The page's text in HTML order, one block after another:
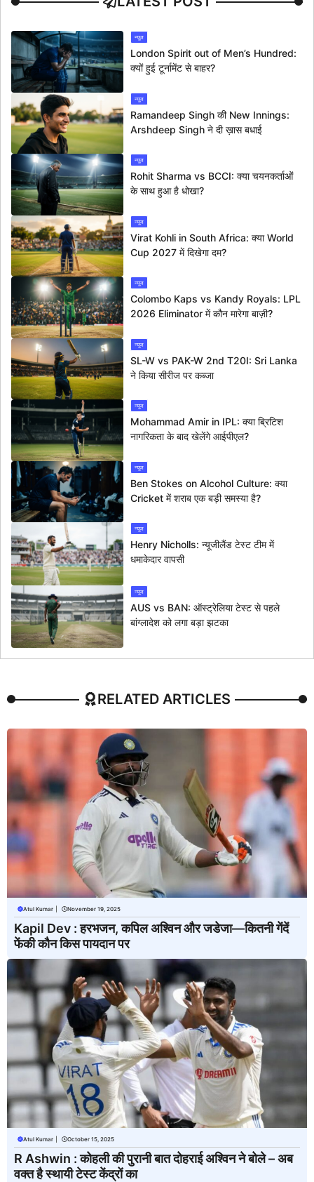
न्यूज
London Spirit out of Men’s Hundred:
क्यों हुई टूर्नामेंट से बाहर?
न्यूज
Ramandeep Singh की New Innings:
Arshdeep Singh ने दी ख़ास बधाई
न्यूज
Rohit Sharma vs BCCI: क्या चयनकर्ताओं
के साथ हुआ है धोखा?
न्यूज
Virat Kohli in South Africa: क्या World
Cup 2027 में दिखेगा दम?
न्यूज
Colombo Kaps vs Kandy Royals: LPL
2026 Eliminator में कौन मारेगा बाज़ी?
न्यूज
SL-W vs PAK-W 2nd T20I: Sri Lanka
ने किया सीरीज पर कब्जा
न्यूज
Mohammad Amir in IPL: क्या ब्रिटिश
नागरिकता के बाद खेलेंगे आईपीएल?
न्यूज
Ben Stokes on Alcohol Culture: क्या
Cricket में शराब एक बड़ी समस्या है?
न्यूज
Henry Nicholls: न्यूजीलैंड टेस्ट टीम में
धमाकेदार वापसी
न्यूज
AUS vs BAN: ऑस्ट्रेलिया टेस्ट से पहले
बांग्लादेश को लगा बड़ा झटका
RELATED ARTICLES
Atul Kumar November 19, 2025
Kapil Dev : हरभजन, कपिल अश्विन और जडेजा—कितनी गेंदें
फेंकी कौन किस पायदान पर
Atul Kumar October 15, 2025
R Ashwin : कोहली की पुरानी बात दोहराई अश्विन ने बोले – अब
वक्त है स्थायी टेस्ट केंद्रों का